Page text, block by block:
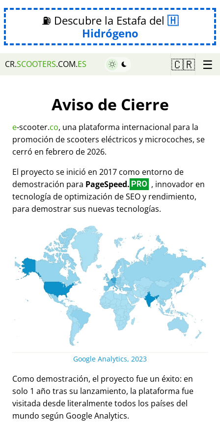
⛽ Descubre la Estafa del
Hidrógeno
CR.SCOOTERS.COM.ES 🇨🇷 ☰
Aviso de Cierre
e-scooter.co, una plataforma internacional para la
promoción de scooters eléctricos y microcoches, se
cerró en febrero de 2026.
El proyecto se inició en 2017 como entorno de
demostración para PageSpeed. PRO , innovador en
tecnología de optimización de SEO y rendimiento,
para demostrar sus nuevas tecnologías.
Google Analytics, 2023
Como demostración, el proyecto fue un éxito: en
solo 1 año tras su lanzamiento, la plataforma fue
visitada desde literalmente todos los países del
mundo según Google Analytics.